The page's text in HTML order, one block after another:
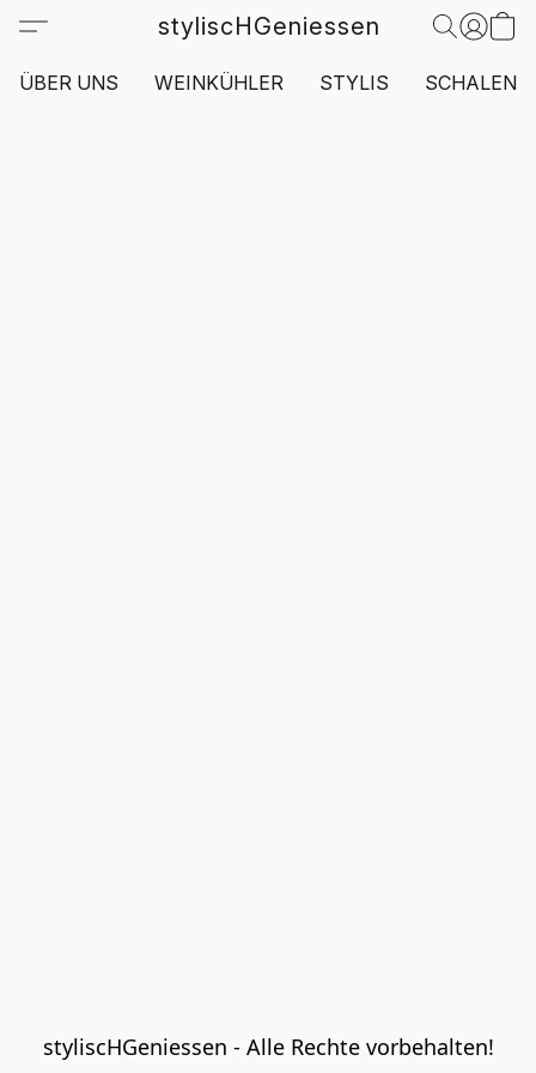
styliscHGeniessen
ÜBER UNS WEINKÜHLER STYLIS SCHALEN
styliscHGeniessen - Alle Rechte vorbehalten!